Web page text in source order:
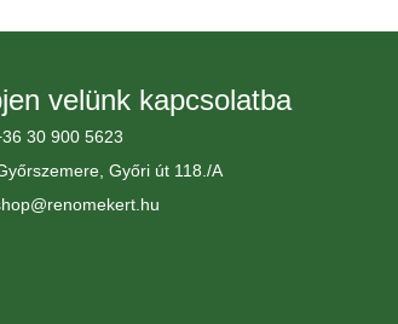
velünk kapcsolatba
30 900 5623
Győri út 118./A